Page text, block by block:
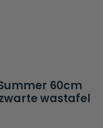
60cm
wastafel